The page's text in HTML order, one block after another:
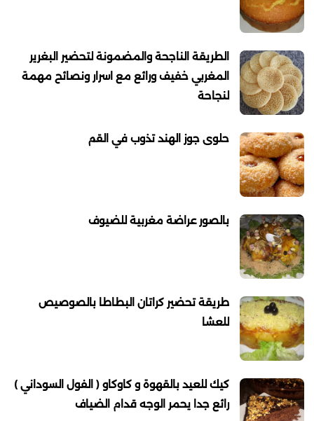
الطريقة الناجحة والمضمونة لتحضير البغرير
المغربي خفيف ورائع مع اسرار ونصائح مهمة
لنجاحة
حلوى جوز الهند تذوب في القم
بالصور عراضة مغربية للضيوف
طريقة تحضير كراتان البطاطا بالصوصيص
للعشا
كيك للعيد بالقهوة و كاوكاو ( الفول السوداني )
رائع جدا يحمر الوجه قدام الضياف